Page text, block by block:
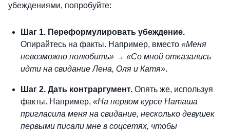
убеждениями, попробуйте:
Шаг 1. Переформулировать убеждение.
Опирайтесь на факты. Например, вместо «Меня
невозможно полюбить» → «Со мной отказались
идти на свидание Лена, Оля и Катя».
Шаг 2. Дать контраргумент. Опять же, используя
факты. Например, «На первом курсе Наташа
пригласила меня на свидание, несколько девушек
первыми писали мне в соцсетях, чтобы